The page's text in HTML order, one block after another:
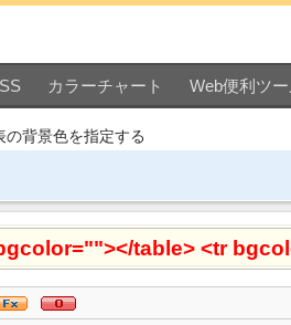
カラーチャート Web便利ツ
の背景色を指定する
table> <tr